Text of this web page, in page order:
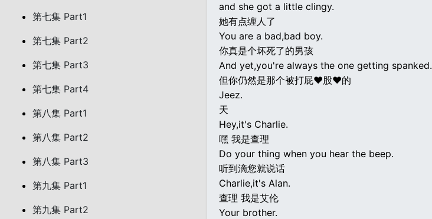
第七集 Part1
第七集 Part2
第七集 Part3
第七集 Part4
第八集 Part1
第八集 Part2
第八集 Part3
第九集 Part1
第九集 Part2
and she got a little clingy.
她有点缠人了
You are a bad,bad boy.
你真是个坏死了的男孩
And yet,you're always the one getting spanked.
但你仍然是那个被打屁♥股♥的
Jeez.
天
Hey,it's Charlie.
嘿 我是查理
Do your thing when you hear the beep.
听到滴您就说话
Charlie,it's Alan.
查理 我是艾伦
Your brother.